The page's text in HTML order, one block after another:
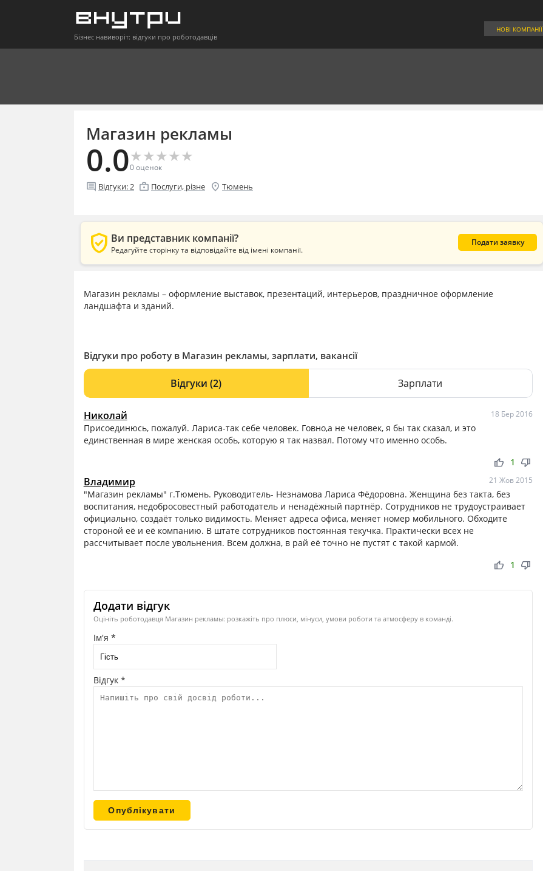
Бізнес навиворіт: відгуки про роботодавців
НОВІ КОМПАНІЇ
Магазин рекламы
0.0★
★★
★★
★★
★★
★
0оценок
comment Відгуки:2 enterprise Послуги, різне location_on Тюмень
verified_user Ви представник компанії?
Редагуйте сторінку та відповідайте від імені компанії.
Подати заявку
Магазин рекламы – оформление выставок, презентаций, интерьеров, праздничное оформление
ландшафта и зданий.
Відгуки про роботу в Магазин рекламы, зарплати, вакансії
Відгуки(2) Зарплати
Николай 18 Бер 2016
Присоединюсь, пожалуй. Лариса-так себе человек. Говно,а не человек, я бы так сказал, и это
единственная в мире женская особь, которую я так назвал. Потому что именно особь.
thumb_up thumb_down
1
Владимир 21 Жов 2015
"Магазин рекламы" г.Тюмень. Руководитель- Незнамова Лариса Фёдоровна. Женщина без такта, без
воспитания, недобросовестный работодатель и ненадёжный партнёр. Сотрудников не трудоустраивает
официально, создаёт только видимость. Меняет адреса офиса, меняет номер мобильного. Обходите
стороной её и её компанию. В штате сотрудников постоянная текучка. Практически всех не
рассчитывает после увольнения. Всем должна, в рай её точно не пустят с такой кармой.
thumb_up thumb_down
1
Додати відгук
Оцініть роботодавця Магазин рекламы: розкажіть про плюси, мінуси, умови роботи та атмосферу в команді.
Ім'я *
Відгук *